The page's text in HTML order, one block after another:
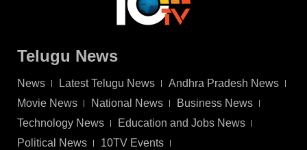
Telugu News
News Latest Telugu News
Andhra Pradesh News
Movie News
National News
Business News
Technology News
Education and Jobs News
Political News
10TV Events